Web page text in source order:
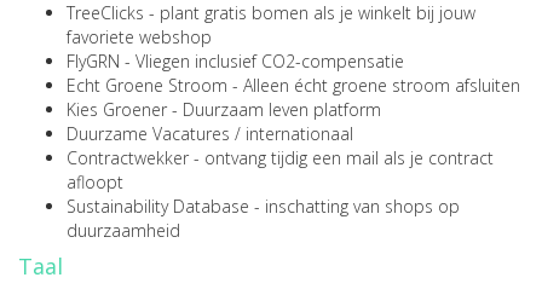
TreeClicks - plant gratis bomen als je winkelt bij jouw
favoriete webshop
FlyGRN - Vliegen inclusief CO2-compensatie
Echt Groene Stroom - Alleen écht groene stroom afsluiten
Kies Groener - Duurzaam leven platform
Duurzame Vacatures / internationaal
Contractwekker - ontvang tijdig een mail als je contract
afloopt
Sustainability Database - inschatting van shops op
duurzaamheid
Taal